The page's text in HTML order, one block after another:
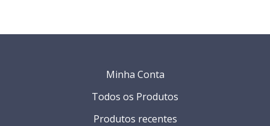
Minha Conta
Todos os Produtos
Produtos recentes